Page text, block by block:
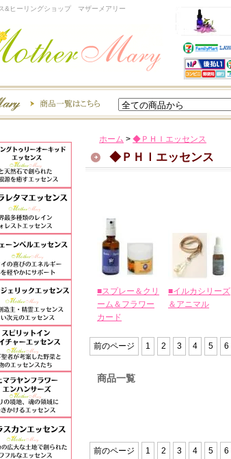
&ヒーリングショップ マザーメアリー
ホーム > ◆ＰＨＩエッセンス
◆ＰＨＩエッセンス
■スプレー＆クリ
ーム＆フラワー
カード
■イルカシリーズ
＆アニマル
前のページ 1 2 3 4 5 6
商品一覧
前のページ 1 2 3 4 5 6